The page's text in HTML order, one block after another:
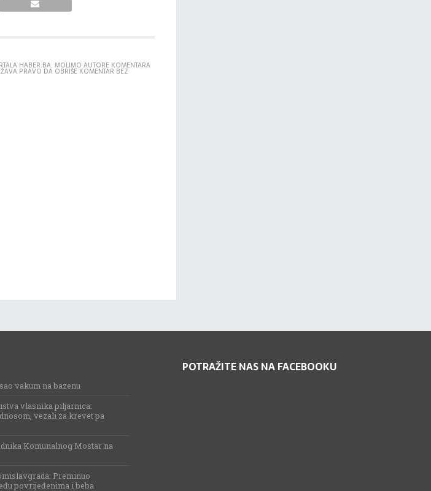
HABER.BA. MOLIMO AUTORE KOMENTARA
PRAVO DA OBRIŠE KOMENTAR BEZ
vakum na bazenu
vlasnika piljarnica:
vezali za krevet pa
Komunalnog Mostar na
Preminuo
povrijeđenima i beba
POTRAŽITE NAS NA FACEBOOKU